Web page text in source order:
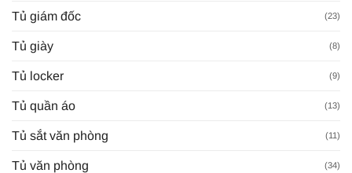
Tủ giám đốc (23)
Tủ giày (8)
Tủ locker (9)
Tủ quần áo (13)
Tủ sắt văn phòng (11)
Tủ văn phòng (34)